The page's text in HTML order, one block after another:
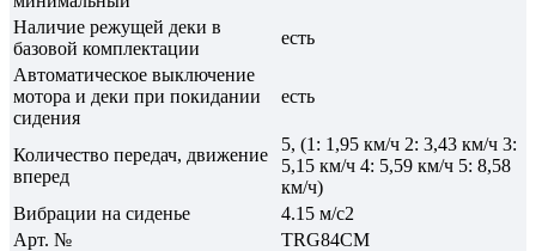
Наличие режущей деки в
базовой комплектации
есть
Автоматическое выключение
мотора и деки при покидании
сидения
есть
Количество передач, движение
вперед
5, (1: 1,95 км/ч 2: 3,43 км/ч 3:
5,15 км/ч 4: 5,59 км/ч 5: 8,58
км/ч)
Вибрации на сиденье
4.15 м/с2
Арт. №
TRG84CM